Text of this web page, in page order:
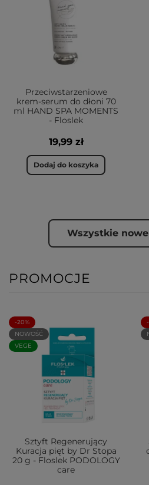
Przeciwstarzeniowe
krem-serum do dłoni 70
ml HAND SPA MOMENTS
- Floslek
19,99 zł
Dodaj do koszyka
Wszystkie
PROMOCJE
-20%
NOWOŚĆ
VEGE
Sztyft Regenerujący
Kuracja pięt by Dr Stopa
20 g - Floslek PODOLOGY
care